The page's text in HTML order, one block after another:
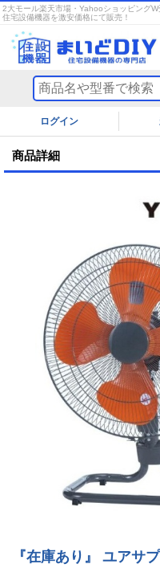
2大モール楽天市場・YahooショッピングW
住宅設備機器を激安価格にて販売！
ログイン
商品詳細
『在庫あり』 ユアサ